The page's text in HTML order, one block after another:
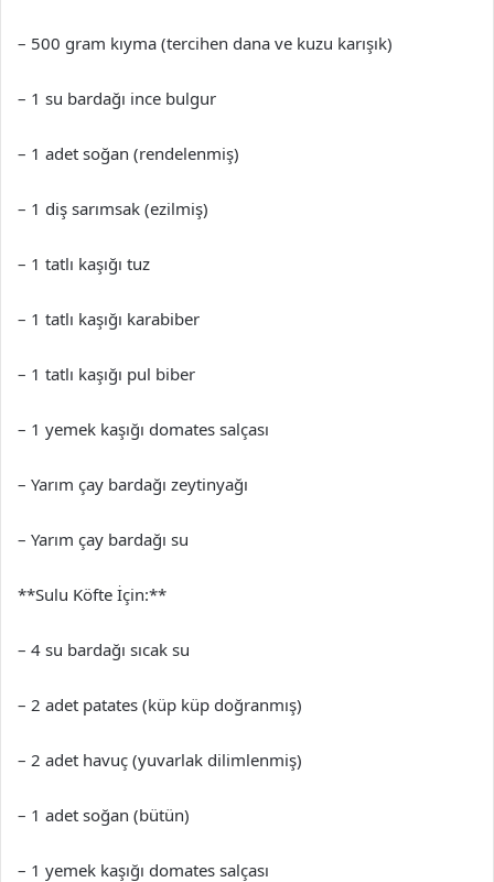
– 500 gram kıyma (tercihen dana ve kuzu karışık)
– 1 su bardağı ince bulgur
– 1 adet soğan (rendelenmiş)
– 1 diş sarımsak (ezilmiş)
– 1 tatlı kaşığı tuz
– 1 tatlı kaşığı karabiber
– 1 tatlı kaşığı pul biber
– 1 yemek kaşığı domates salçası
– Yarım çay bardağı zeytinyağı
– Yarım çay bardağı su
**Sulu Köfte İçin:**
– 4 su bardağı sıcak su
– 2 adet patates (küp küp doğranmış)
– 2 adet havuç (yuvarlak dilimlenmiş)
– 1 adet soğan (bütün)
– 1 yemek kaşığı domates salçası